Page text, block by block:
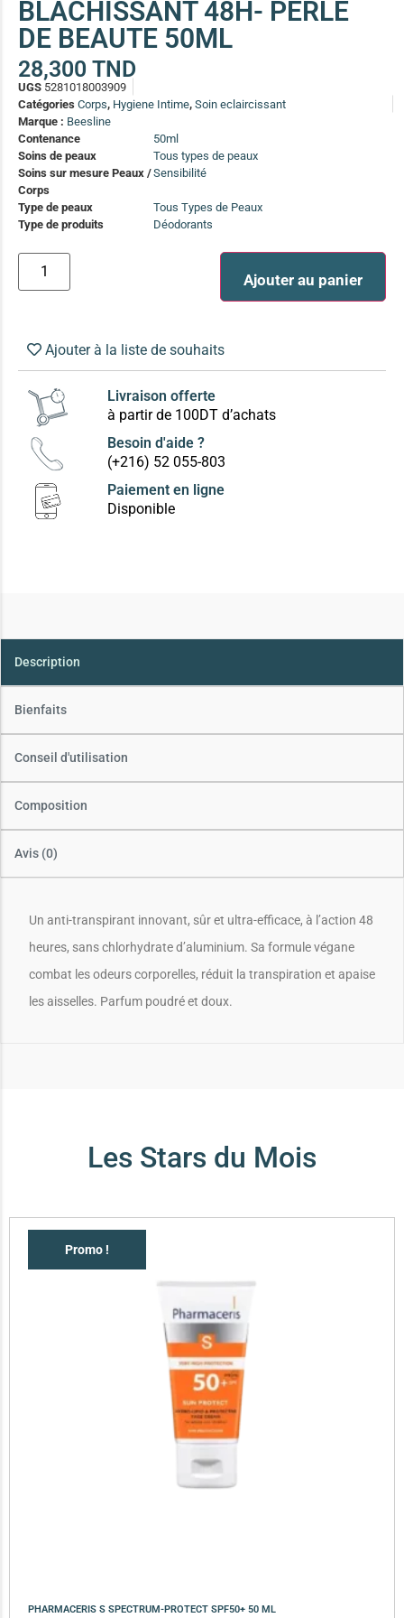
(13)
Soin anti-pelliculaire(12)
Soin pointes cassantes et fourchues
Soins Solaires Ciblés
Pour chaque type de peau, une solution
Soins cibés adultes(67)
Soins ciblé enfants / adolescent (5-18 ans)
BLACHISSANT 48H- PERLE
DE BEAUTE 50ML
28,300 TND
UGS 5281018003909
Catégories Corps, Hygiene Intime, Soin eclaircissant
Marque : Beesline
Contenance
50ml
Soins de peaux
Tous types de peaux
Soins sur mesure Peaux /
Corps
Sensibilité
Type de peaux
Tous Types de Peaux
Type de produits
Déodorants
Ajouter au panier
Ajouter à la liste de souhaits
Livraison offerte
à partir de 100DT d’achats
Besoin d'aide ?
(+216) 52 055-803
Paiement en ligne
Disponible
Composition
Conseil d'utilisation
Bienfaits
Description
Avis (0)
Un anti-transpirant innovant, sûr et ultra-efficace, à l’action 48
heures, sans chlorhydrate d’aluminium. Sa formule végane
combat les odeurs corporelles, réduit la transpiration et apaise
les aisselles. Parfum poudré et doux.
Les Stars du Mois
Promo !
PHARMACERIS S SPECTRUM-PROTECT SPF50+ 50 ML